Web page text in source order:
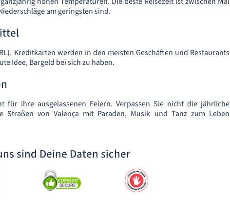
am geringsten sind.
Kreditkarten werden in den meisten Geschäften und Restaurants
Idee, Bargeld bei sich zu haben.
für ihre ausgelassenen Feiern. Verpassen Sie nicht die jährliche
Straßen von Valença mit Paraden, Musik und Tanz zum Leben
sind Deine Daten sicher